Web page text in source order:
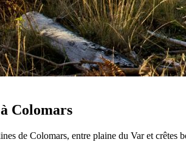
Colomars
de Colomars, entre plaine du Var et crêtes